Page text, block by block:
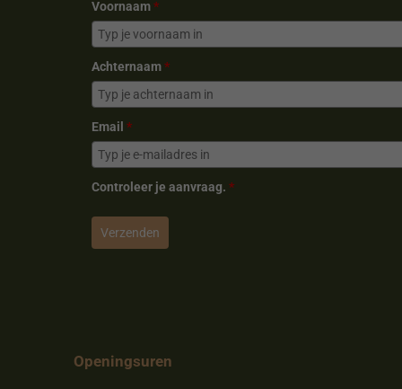
Voornaam*
Achternaam*
Email *
Controleer je aanvraag. *
Verzenden
Openingsuren